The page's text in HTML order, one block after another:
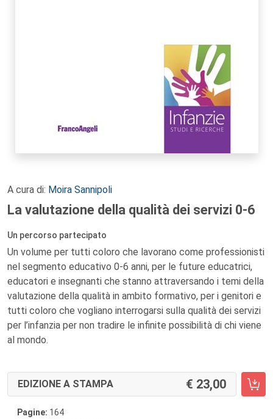
A cura di: Moira Sannipoli
La valutazione della qualità dei servizi 0-6
Un percorso partecipato
Un volume per tutti coloro che lavorano come professionisti
nel segmento educativo 0-6 anni, per le future educatrici,
educatori e insegnanti che stanno attraversando i temi della
valutazione della qualità in ambito formativo, per i genitori e
tutti coloro che vogliano interrogarsi sulla qualità dei servizi
per l’infanzia per non tradire le infinite possibilità di chi viene
al mondo.
EDIZIONE A STAMPA 23,00
Pagine: 164